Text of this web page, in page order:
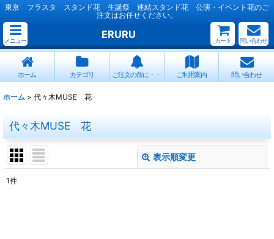
東京 フラスタ スタンド花 生誕祭 連結スタンド花 公演・イベント花のご
注文はお任せください。
メニュー
ERURU
カート 問い合わせ
ホーム カテゴリ ご注文の前に・・ ご利用案内 問い合わせ
ホーム > 代々木MUSE 花
代々木MUSE 花
表示順変更
1件